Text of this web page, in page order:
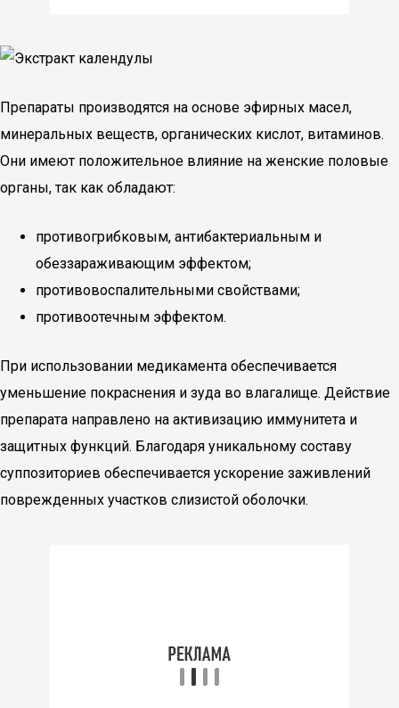
Препараты производятся на основе эфирных масел,
минеральных веществ, органических кислот, витаминов.
Они имеют положительное влияние на женские половые
органы, так как обладают:
противогрибковым, антибактериальным и
обеззараживающим эффектом;
противовоспалительными свойствами;
противоотечным эффектом.
При использовании медикамента обеспечивается
уменьшение покраснения и зуда во влагалище. Действие
препарата направлено на активизацию иммунитета и
защитных функций. Благодаря уникальному составу
суппозиториев обеспечивается ускорение заживлений
поврежденных участков слизистой оболочки.